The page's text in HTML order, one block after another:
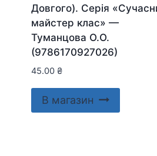
Довгого). Серія
майстер клас» —
Туманцова О.О.
(9786170927026)
45.00 ₴
В магазин